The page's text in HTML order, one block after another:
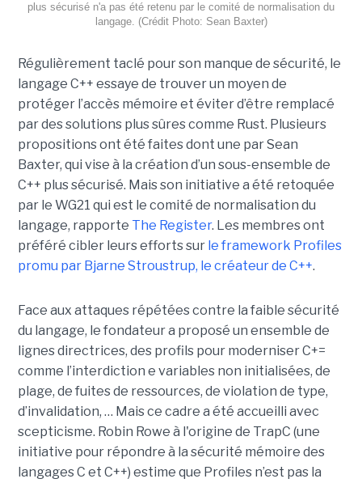
plus sécurisé n'a pas été retenu par le comité de normalisation du
langage. (Crédit Photo: Sean Baxter)
Régulièrement taclé pour son manque de sécurité, le
langage C++ essaye de trouver un moyen de
protéger l’accès mémoire et éviter d’être remplacé
par des solutions plus sûres comme Rust. Plusieurs
propositions ont été faites dont une par Sean
Baxter, qui vise à la création d’un sous-ensemble de
C++ plus sécurisé. Mais son initiative a été retoquée
par le WG21 qui est le comité de normalisation du
langage, rapporte The Register. Les membres ont
préféré cibler leurs efforts sur le framework Profiles
promu par Bjarne Stroustrup, le créateur de C++.
Face aux attaques répétées contre la faible sécurité
du langage, le fondateur a proposé un ensemble de
lignes directrices, des profils pour moderniser C+=
comme l’interdiction e variables non initialisées, de
plage, de fuites de ressources, de violation de type,
d’invalidation, … Mais ce cadre a été accueilli avec
scepticisme. Robin Rowe à l'origine de TrapC (une
initiative pour répondre à la sécurité mémoire des
langages C et C++) estime que Profiles n’est pas la